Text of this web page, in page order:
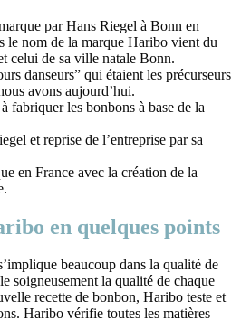
par Hans Riegel à Bonn en
le nom de la marque Haribo vient du
celui de sa ville natale Bonn.
danseurs” qui étaient les précurseurs
avons aujourd’hui.
fabriquer les bonbons à base de la
et reprise de l’entreprise par sa
en France avec la création de la
en quelques points
beaucoup dans la qualité de
soigneusement la qualité de chaque
recette de bonbon, Haribo teste et
Haribo vérifie toutes les matières